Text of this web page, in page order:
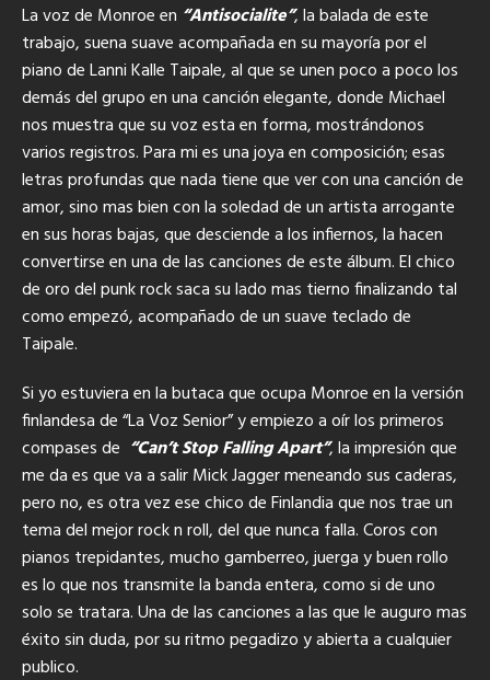
La voz de Monroe en “Antisocialite”, la balada de este
trabajo, suena suave acompañada en su mayoría por el
piano de Lanni Kalle Taipale, al que se unen poco a poco los
demás del grupo en una canción elegante, donde Michael
nos muestra que su voz esta en forma, mostrándonos
varios registros. Para mi es una joya en composición; esas
letras profundas que nada tiene que ver con una canción de
amor, sino mas bien con la soledad de un artista arrogante
en sus horas bajas, que desciende a los infiernos, la hacen
convertirse en una de las canciones de este álbum. El chico
de oro del punk rock saca su lado mas tierno finalizando tal
como empezó, acompañado de un suave teclado de
Taipale.
Si yo estuviera en la butaca que ocupa Monroe en la versión
finlandesa de “La Voz Senior” y empiezo a oír los primeros
compases de “Can’t Stop Falling Apart”, la impresión que
me da es que va a salir Mick Jagger meneando sus caderas,
pero no, es otra vez ese chico de Finlandia que nos trae un
tema del mejor rock n roll, del que nunca falla. Coros con
pianos trepidantes, mucho gamberreo, juerga y buen rollo
es lo que nos transmite la banda entera, como si de uno
solo se tratara. Una de las canciones a las que le auguro mas
éxito sin duda, por su ritmo pegadizo y abierta a cualquier
publico.